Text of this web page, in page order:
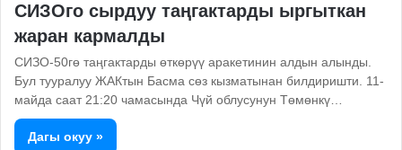
СИЗОго сырдуу таңгактарды ыргыткан
жаран кармалды
СИЗО-50гө таңгактарды өткөрүү аракетинин алдын алынды.
Бул тууралуу ЖАКтын Басма сөз кызматынан билдиришти. 11-
майда саат 21:20 чамасында Чүй облусунун Төмөнкү…
Дагы окуу »